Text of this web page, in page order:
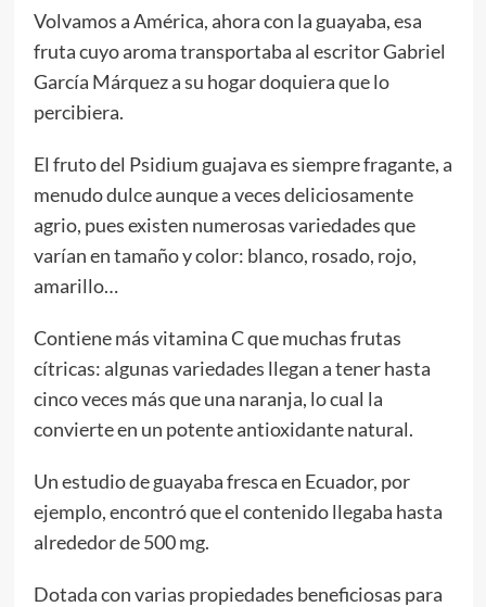
Volvamos a América, ahora con la guayaba, esa
fruta cuyo aroma transportaba al escritor Gabriel
García Márquez a su hogar doquiera que lo
percibiera.
El fruto del Psidium guajava es siempre fragante, a
menudo dulce aunque a veces deliciosamente
agrio, pues existen numerosas variedades que
varían en tamaño y color: blanco, rosado, rojo,
amarillo…
Contiene más vitamina C que muchas frutas
cítricas: algunas variedades llegan a tener hasta
cinco veces más que una naranja, lo cual la
convierte en un potente antioxidante natural.
Un estudio de guayaba fresca en Ecuador, por
ejemplo, encontró que el contenido llegaba hasta
alrededor de 500 mg.
Dotada con varias propiedades beneficiosas para